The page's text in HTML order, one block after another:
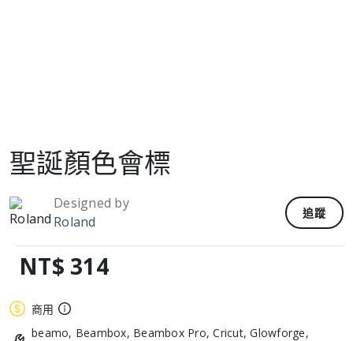
聖誕顏色會標
Designed by
Roland
追蹤
NT$ 314
商用
beamo, Beambox, Beambox Pro, Cricut, Glowforge,